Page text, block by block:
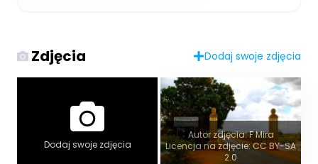
Zdjęcia Dodaj swoje zdjęcia
Dodaj swoje zdjęcia
Autor zdjęcia: F Mira
Licencja na zdjęcie: CC BY-SA
2.0